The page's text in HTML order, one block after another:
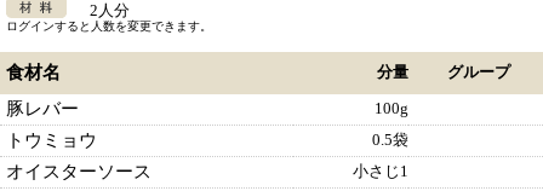
2人分
ログインすると人数を変更できます。
食材名 分量 グループ
豚レバー 100g
トウミョウ 0.5袋
オイスターソース 小さじ1